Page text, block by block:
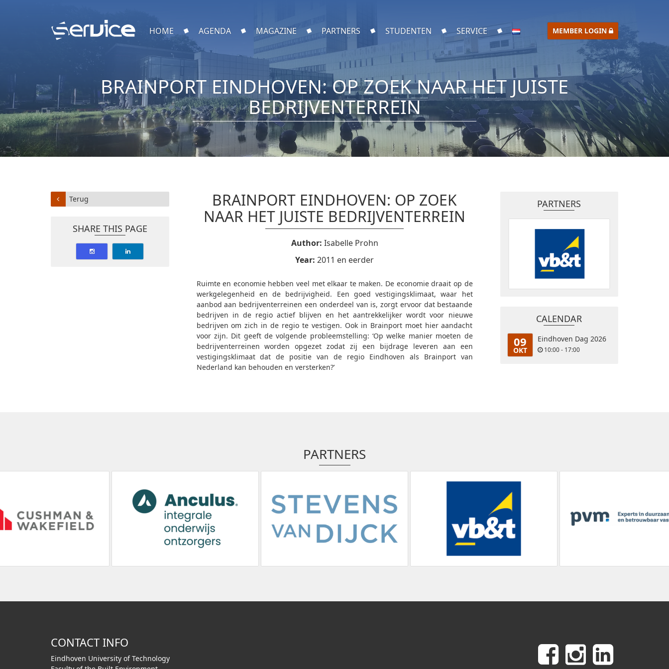
HOME AGENDA MAGAZINE PARTNERS STUDENTEN SERVICE MEMBER LOGIN
BRAINPORT EINDHOVEN: OP ZOEK NAAR HET JUISTE
BEDRIJVENTERREIN
BRAINPORT EINDHOVEN: OP ZOEK
NAAR HET JUISTE BEDRIJVENTERREIN
Author: Isabelle Prohn
Year: 2011 en eerder
Ruimte en economie hebben veel met elkaar te maken. De economie draait op de
werkgelegenheid en de bedrijvigheid. Een goed vestigingsklimaat, waar het
aanbod aan bedrijventerreinen een onderdeel van is, zorgt ervoor dat bestaande
bedrijven in de regio actief blijven en het aantrekkelijker wordt voor nieuwe
bedrijven om zich in de regio te vestigen. Ook in Brainport moet hier aandacht
voor zijn. Dit geeft de volgende probleemstelling: ‘Op welke manier moeten de
bedrijventerreinen worden opgezet zodat zij een bijdrage leveren aan een
vestigingsklimaat dat de positie van de regio Eindhoven als Brainport van
Nederland kan behouden en versterken?’
Terug
SHARE THIS PAGE
PARTNERS
CALENDAR
09
OKT
Eindhoven Dag 2026
10:00 - 17:00
PARTNERS
CONTACT INFO
Eindhoven University of Technology